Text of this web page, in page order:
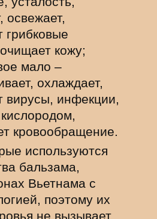
освежает,
грибковые
кожу;
мало –
охлаждает,
вирусы, инфекции,
кровообращение.
используются
бальзама,
Вьетнама с
поэтому их
не вызывает